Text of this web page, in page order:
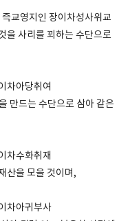
교영지인 장이차성사위교
을 사리를 꾀하는 수단으로
차아당취여
만드는 수단으로 삼아 같은
차수화취재
산을 모을 것이며,
차아귀부사